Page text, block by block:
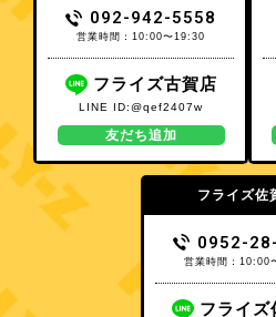
092-942-5558
営業時間：10:00〜19:30
フライズ古賀店
LINE ID:@qef2407w
友だち追加
フライズ佐
0952-
営業時間：10:00
フライズ